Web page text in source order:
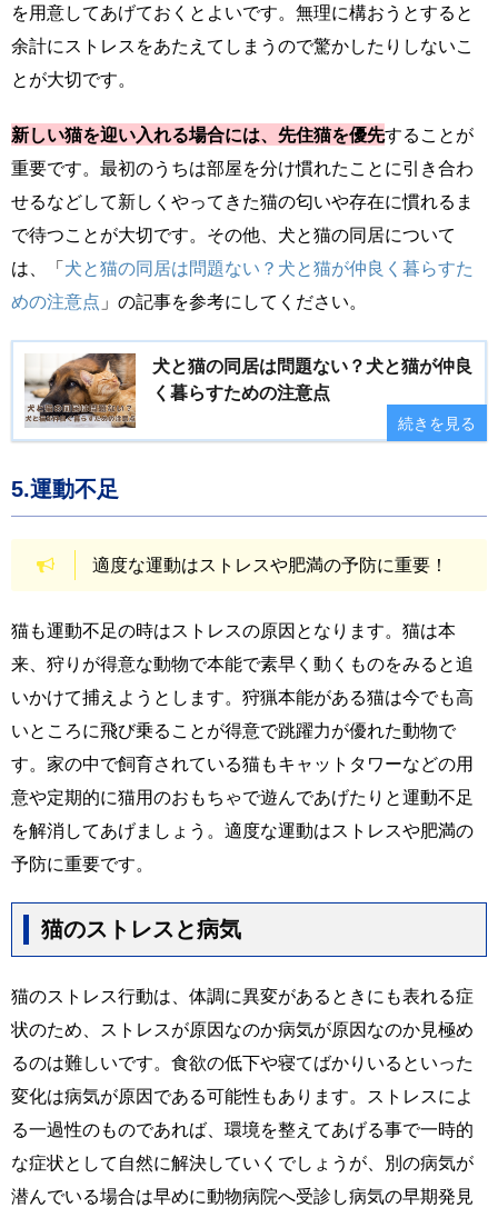
を用意してあげておくとよいです。無理に構おうとすると
余計にストレスをあたえてしまうので驚かしたりしないこ
とが大切です。
新しい猫を迎い入れる場合には、先住猫を優先することが
重要です。最初のうちは部屋を分け慣れたことに引き合わ
せるなどして新しくやってきた猫の匂いや存在に慣れるま
で待つことが大切です。その他、犬と猫の同居について
は、「犬と猫の同居は問題ない？犬と猫が仲良く暮らすた
めの注意点 」の記事を参考にしてください。
犬と猫の同居は問題ない？犬と猫が仲良
く暮らすための注意点
続きを見る
5.運動不足
適度な運動はストレスや肥満の予防に重要！
猫も運動不足の時はストレスの原因となります。猫は本
来、狩りが得意な動物で本能で素早く動くものをみると追
いかけて捕えようとします。狩猟本能がある猫は今でも高
いところに飛び乗ることが得意で跳躍力が優れた動物で
す。家の中で飼育されている猫もキャットタワーなどの用
意や定期的に猫用のおもちゃで遊んであげたりと運動不足
を解消してあげましょう。適度な運動はストレスや肥満の
予防に重要です。
猫のストレスと病気
猫のストレス行動は、体調に異変があるときにも表れる症
状のため、ストレスが原因なのか病気が原因なのか見極め
るのは難しいです。食欲の低下や寝てばかりいるといった
変化は病気が原因である可能性もあります。ストレスによ
る一過性のものであれば、環境を整えてあげる事で一時的
な症状として自然に解決していくでしょうが、別の病気が
潜んでいる場合は早めに動物病院へ受診し病気の早期発見